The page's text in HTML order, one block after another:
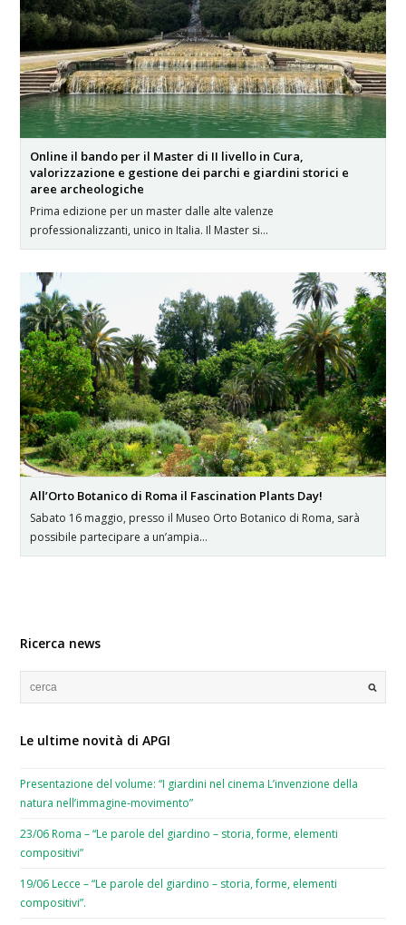
Online il bando per il Master di II livello in Cura,
valorizzazione e gestione dei parchi e giardini storici e
aree archeologiche
Prima edizione per un master dalle alte valenze
professionalizzanti, unico in Italia. Il Master si…
All’Orto Botanico di Roma il Fascination Plants Day!
Sabato 16 maggio, presso il Museo Orto Botanico di Roma, sarà
possibile partecipare a un’ampia…
Ricerca news
Le ultime novità di APGI
Presentazione del volume: “I giardini nel cinema L’invenzione della
natura nell’immagine-movimento”
23/06 Roma – “Le parole del giardino – storia, forme, elementi
compositivi”
19/06 Lecce – “Le parole del giardino – storia, forme, elementi
compositivi”.